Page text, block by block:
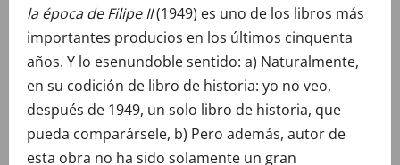
la época de Filipe II(1949) es uno de los libros más
importantes producios en los últimos cinquenta
años. Y lo esenundoble sentido: a) Naturalmente,
en su codición de libro de historia: yo no veo,
después de 1949, un solo libro de historia, que
pueda comparársele, b) Pero además, autor de
esta obra no ha sido solamente un gran